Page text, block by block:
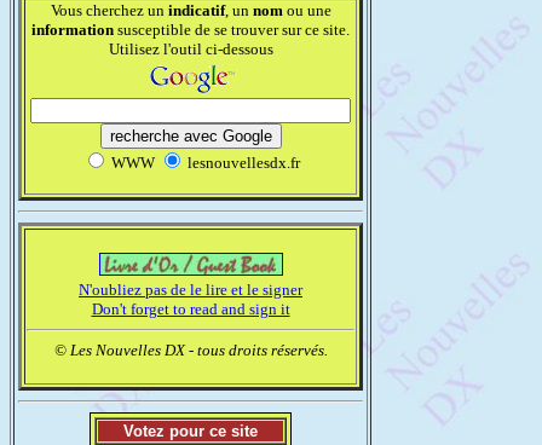
Vous cherchez un indicatif, un nomou une
information susceptible de se trouver sur ce site.
Utilisez l'outil ci-dessous
WWW lesnouvellesdx.fr
N'oubliez pas de le lire et le signer
Don't forget to read and sign it
© Les Nouvelles DX - tous droits réservés.
Votez pour ce site